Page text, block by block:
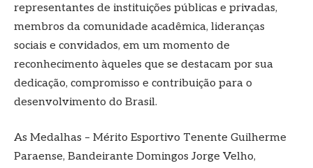
representantes de instituições públicas e privadas,
membros da comunidade acadêmica, lideranças
sociais e convidados, em um momento de
reconhecimento àqueles que se destacam por sua
dedicação, compromisso e contribuição para o
desenvolvimento do Brasil.
As Medalhas – Mérito Esportivo Tenente Guilherme
Paraense, Bandeirante Domingos Jorge Velho,